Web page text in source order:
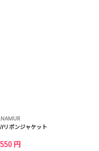
リボンジャケット
円